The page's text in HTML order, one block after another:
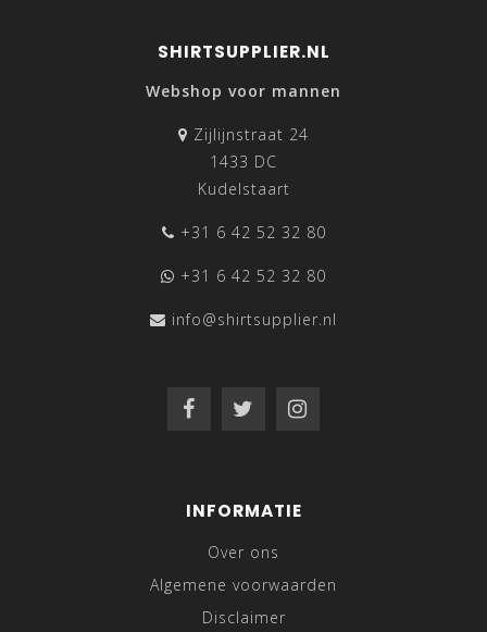
SHIRTSUPPLIER.NL
Webshop voor mannen
Zijlijnstraat 24
1433 DC
Kudelstaart
+31 6 42 52 32 80
+31 6 42 52 32 80
info@shirtsupplier.nl
INFORMATIE
Over ons
Algemene voorwaarden
Disclaimer